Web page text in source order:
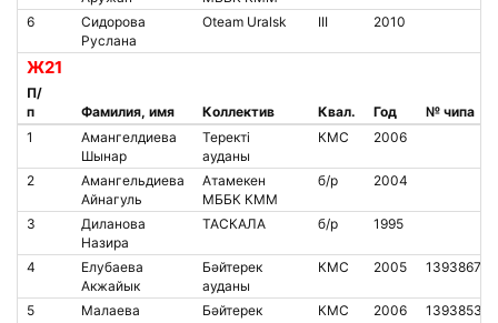
6
Сидорова
Руслана
Oteam Uralsk III 2010
Ж21
П/
п
Фамилия, имя Коллектив Квал. Год
№ чипа
1
Амангелдиева
Шынар
Теректі
ауданы
КМС 2006
2
Амангельдиева
Айнагуль
Атамекен
МББК КММ
б/р 2004
3
Диланова
Назира
ТАСКАЛА б/р 1995
4
Елубаева
Акжайык
Бәйтерек
ауданы
КМС 2005 1393867
5
Малаева
Бәйтерек
КМС 2006 1393853